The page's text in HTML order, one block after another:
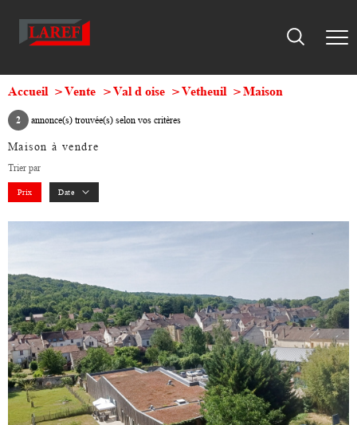
Accueil Vente Val d oise Vetheuil Maison
2 annonce(s) trouvée(s) selon vos critères
Maison à vendre
Trier par
Prix Date
voir le
bien